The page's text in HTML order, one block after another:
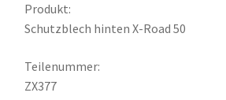
Produkt:
Schutzblech hinten X-Road 50
Teilenummer:
ZX377